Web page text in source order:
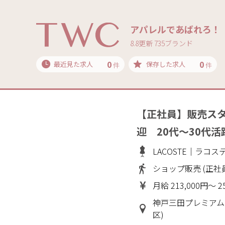
アパレルであばれろ！
8.8更新 735ブランド
最近見た求人 0件 保存した求人 0件
【正社員】販売
迎 20代～30代活
LACOSTE｜ラコス
ショップ販売 (正社
月給 213,000円～
神戸三田プレミア
区)